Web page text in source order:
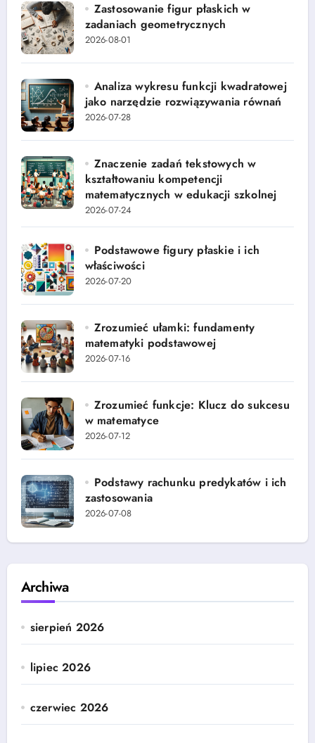
Zastosowanie figur płaskich w
zadaniach geometrycznych
2026-08-01
Analiza wykresu funkcji kwadratowej
jako narzędzie rozwiązywania równań
2026-07-28
Znaczenie zadań tekstowych w
kształtowaniu kompetencji
matematycznych w edukacji szkolnej
2026-07-24
Podstawowe figury płaskie i ich
właściwości
2026-07-20
Zrozumieć ułamki: fundamenty
matematyki podstawowej
2026-07-16
Zrozumieć funkcje: Klucz do sukcesu
w matematyce
2026-07-12
Podstawy rachunku predykatów i ich
zastosowania
2026-07-08
Archiwa
sierpień 2026
lipiec 2026
czerwiec 2026